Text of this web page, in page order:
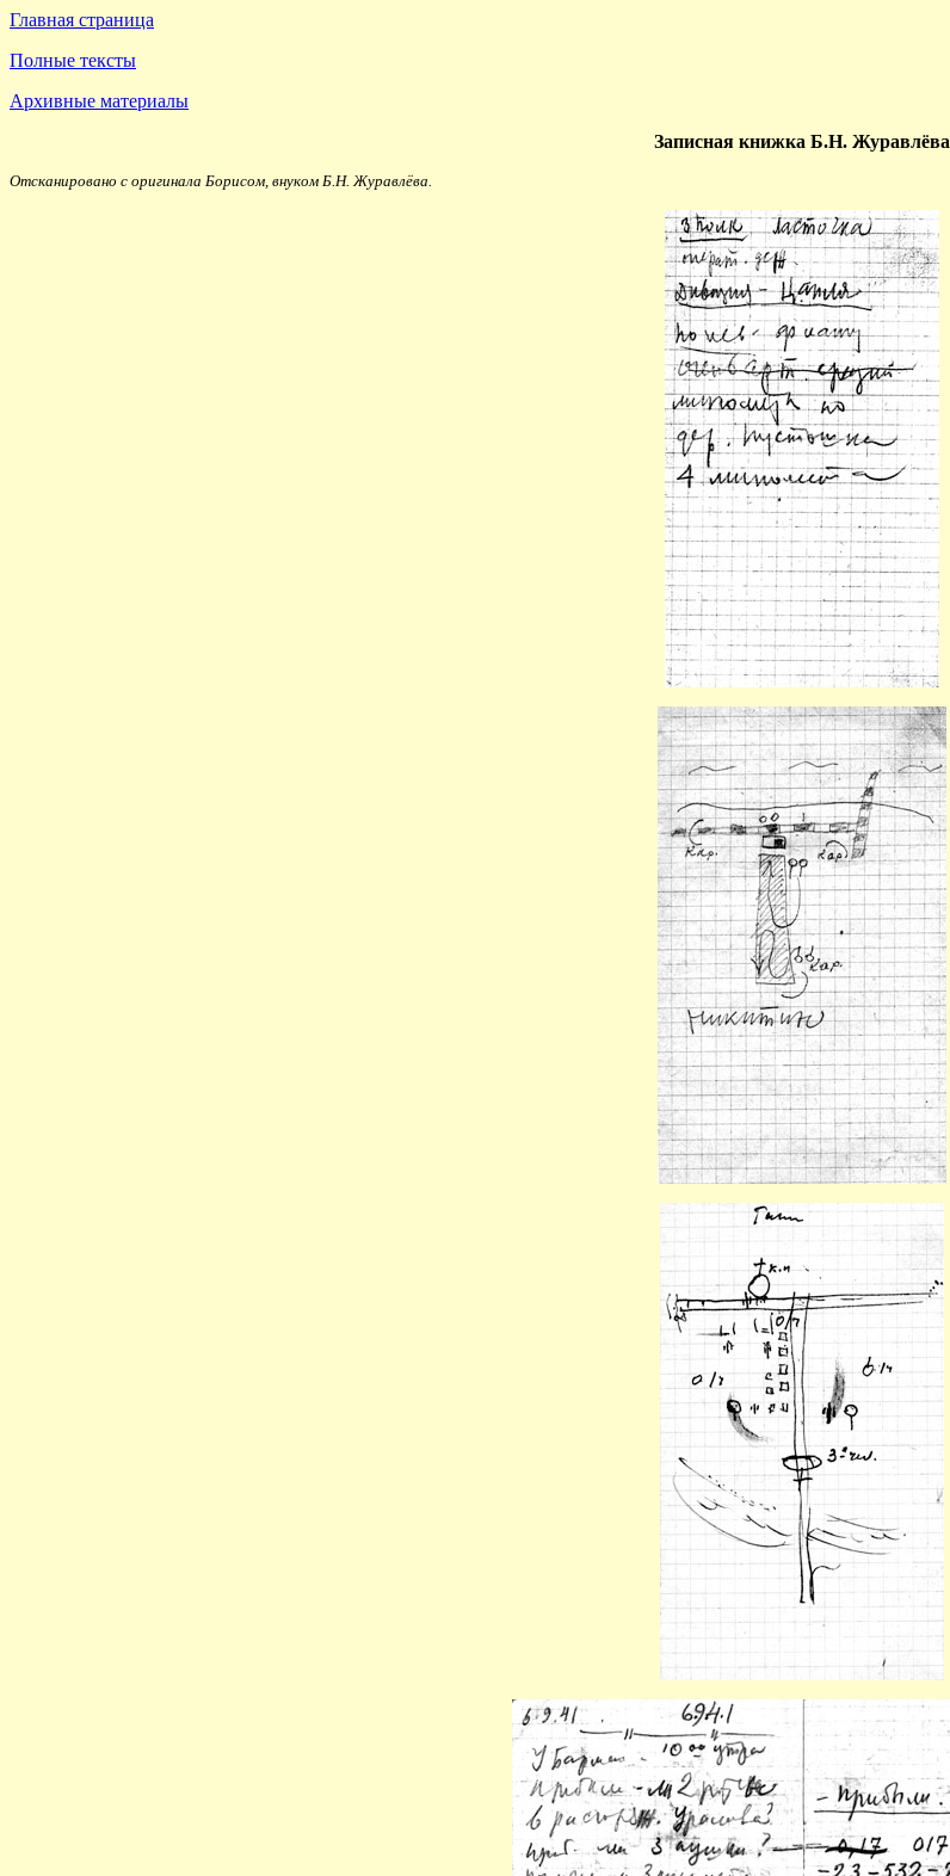
Главная страница
Полные тексты
Архивные материалы
Записная книжка Б.Н. Журавлёва
Отсканировано с оригинала Борисом, внуком Б.Н. Журавлёва.